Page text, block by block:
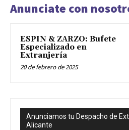
Anunciate con
ESPIN & ZARZO: Bufete
Especializado en
Extranjería
20 de febrero de 2025
Anunciamos tu Despacho de
Alicante